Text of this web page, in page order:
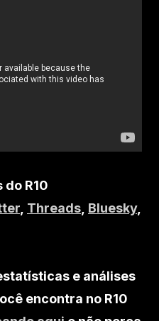
do R10
, Threads, Bluesky,
e análises
encontra no R10